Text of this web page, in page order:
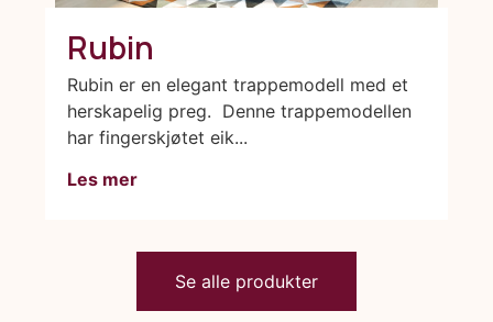
Rubin
Rubin er en elegant trappemodell med et
herskapelig preg. Denne trappemodellen
har fingerskjøtet eik...
Les mer
Se alle produkter